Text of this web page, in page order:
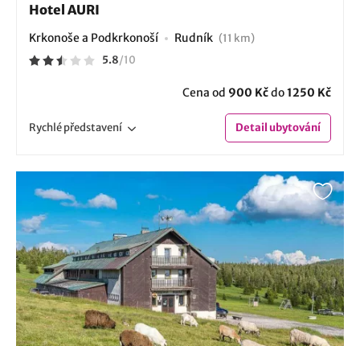
Hotel AURI
Krkonoše a Podkrkonoší Rudník (11 km)
5.8/10
Cena od 900 Kčdo1250 Kč
Rychlépředstavení Detailubytování